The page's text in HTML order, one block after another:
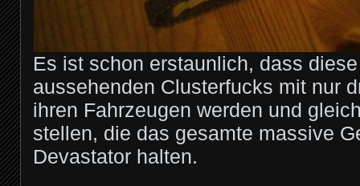
Es ist schon erstaunlich, dass
aussehenden Clusterfucks mit nur
ihren Fahrzeugen werden und
stellen, die das gesamte massive
Devastator halten.